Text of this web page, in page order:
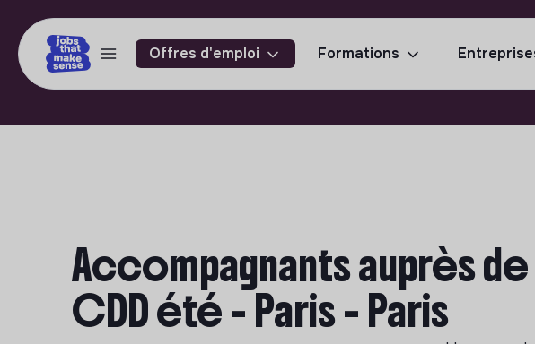
Offres d'emploi Formations
Accompagnants auprès
CDD été - Paris - Paris